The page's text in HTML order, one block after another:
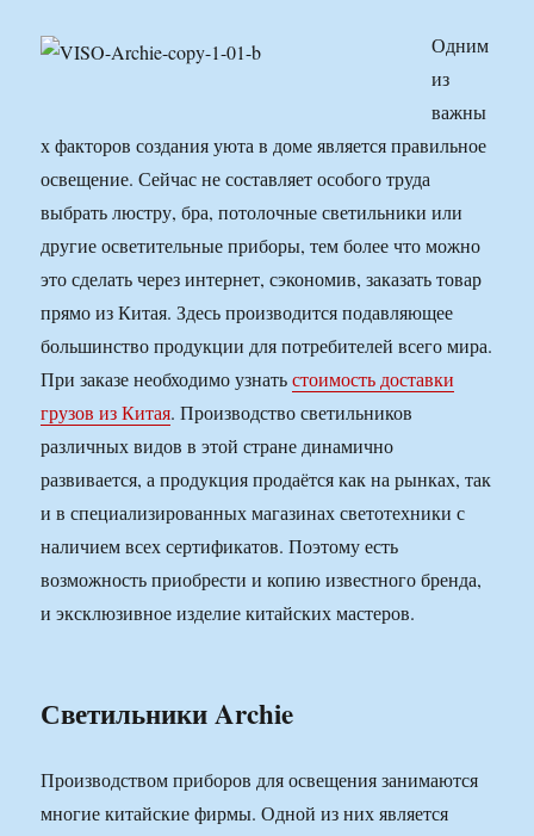
внимание
Одним
из
важны
х факторов создания уюта в доме является правильное
освещение. Сейчас не составляет особого труда
выбрать люстру, бра, потолочные светильники или
другие осветительные приборы, тем более что можно
это сделать через интернет, сэкономив, заказать товар
прямо из Китая. Здесь производится подавляющее
большинство продукции для потребителей всего мира.
При заказе необходимо узнатьстоимость доставки
грузов из Китая. Производство светильников
различных видов в этой стране динамично
развивается, а продукция продаётся как на рынках, так
и в специализированных магазинах светотехники с
наличием всех сертификатов. Поэтому есть
возможность приобрести и копию известного бренда,
и эксклюзивное изделие китайских мастеров.
Светильники Archie
Производством приборов для освещения занимаются
многие китайские фирмы. Одной из них является